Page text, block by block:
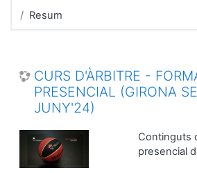
Resum
CURS D'ÀRBITRE -
PRESENCIAL (GIRONA
JUNY'24)
Continguts
presencial